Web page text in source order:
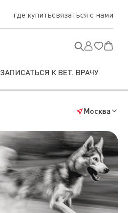
где купитьсвязаться с нами
ЗАПИСАТЬСЯ К ВЕТ. ВРАЧУ
Москва